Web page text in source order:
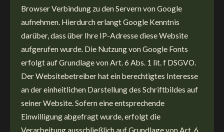
Browser Verbindung zu den Servern von Google
aufnehmen. Hierdurch erlangt Google Kenntnis
darüber, dass über Ihre IP-Adresse diese Website
aufgerufen wurde. Die Nutzung von Google Fonts
erfolgt auf Grundlage von Art. 6 Abs. 1 lit. f DSGVO.
Der Websitebetreiber hat ein berechtigtes Interesse
an der einheitlichen Darstellung des Schriftbildes auf
seiner Website. Sofern eine entsprechende
Einwilligung abgefragt wurde, erfolgt die
Verarbeitung ausschließlich auf Grundlage von Art. 6